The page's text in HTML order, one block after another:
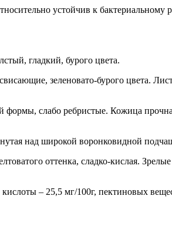
устойчив к бактериальному
гладкий, бурого цвета.
зеленовато-бурого цвета.
слабо ребристые. Кожица
над широкой воронковидной
оттенка, сладко-кислая.
– 25,5 мг/100г, пектиновых